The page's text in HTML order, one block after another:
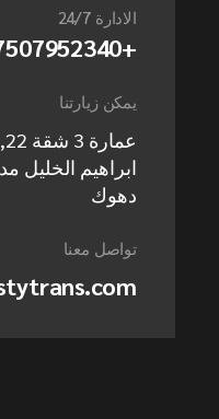
الادارة 24/7
+9647507952340
يمكن زيارتنا
ابراهيم الخليل
دهوك
تواصل معنا